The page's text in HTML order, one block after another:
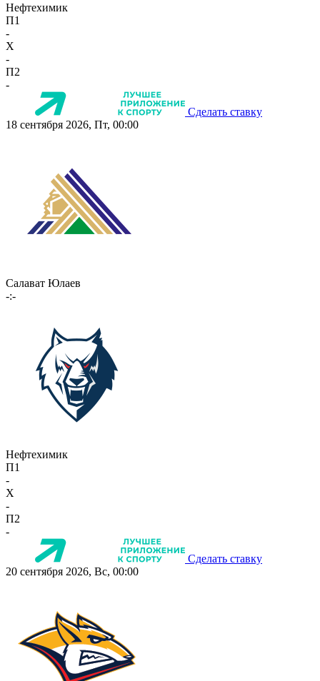
Нефтехимик
П1
-
X
-
П2
-
Сделать ставку
18 сентября 2026, Пт, 00:00
Салават Юлаев
-:-
Нефтехимик
П1
-
X
-
П2
-
Сделать ставку
20 сентября 2026, Вс, 00:00